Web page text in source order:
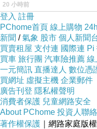
20 小時前
登入 註冊
PChome首頁 線上購物
新聞 /氣象 股市 個人新聞
買賣租屋 支付連 國際連 Pi
買車 旅行團 汽車險推薦 線
一元簡訊 直播達人 數位憑
買網址 虛擬主機 企業郵件
廣告刊登 隱私權聲明
消費者保護 兒童網路安全
About PChome 投資人聯絡
著作權保護 ｜網路家庭版